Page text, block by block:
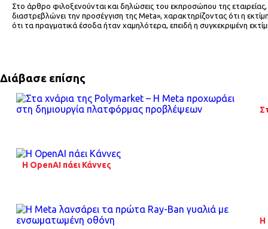
Στο άρθρο φιλοξενούνται και δηλώσεις του εκπροσώπου της
διαστρεβλώνει την προσέγγιση της Meta», χαρακτηρίζοντας ότι η
ότι τα πραγματικά έσοδα ήταν χαμηλότερα, επειδή η συγκεκριμένη
Διάβασε επίσης
Η OpenAI πάει Κάννες